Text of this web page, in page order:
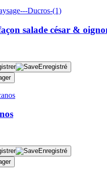
salade césar &
Enregistré
Enregistré